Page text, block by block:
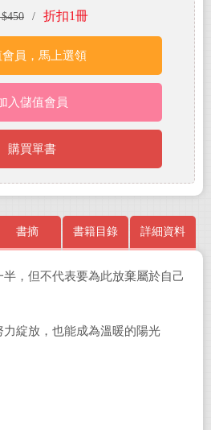
/ 折扣1冊
員，馬上選領
入儲值會員
購買單書
書摘 書籍目錄 詳細資料
，但不代表要為此放棄屬於自己
綻放，也能成為溫暖的陽光